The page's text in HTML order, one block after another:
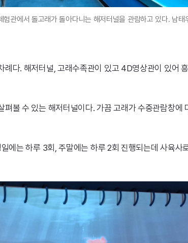
험관에서 돌고래가 돌아다니는 해저터널을 관람하고 있다. 남태
다. 해저터널, 고래수족관이 있고 4D영상관이 있어
볼 수 있는 해저터널이다. 가끔 고래가 수중관람창에
에는 하루 3회, 주말에는 하루 2회 진행되는데 사육